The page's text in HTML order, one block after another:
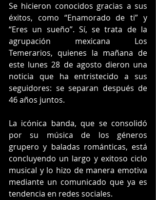
Se hicieron conocidos gracias a sus
éxitos, como “Enamorado de ti” y
“Eres un sueño”. Sí, se trata de la
agrupación mexicana Los
Temerarios, quienes la mañana de
este lunes 28 de agosto dieron una
noticia que ha entristecido a sus
seguidores: se separan después de
46 años juntos.
La icónica banda, que se consolidó
por su música de los géneros
grupero y baladas románticas, está
concluyendo un largo y exitoso ciclo
musical y lo hizo de manera emotiva
mediante un comunicado que ya es
tendencia en redes sociales.